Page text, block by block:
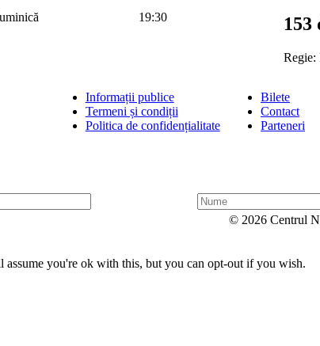
19:30 153
Regie:
Informații publice
Termeni și condiții
Politica de confidențialitate
Bilete
Contact
Parteneri
N
u
© 2026 Centrul
you're ok with this, but you can opt-out if you wish.